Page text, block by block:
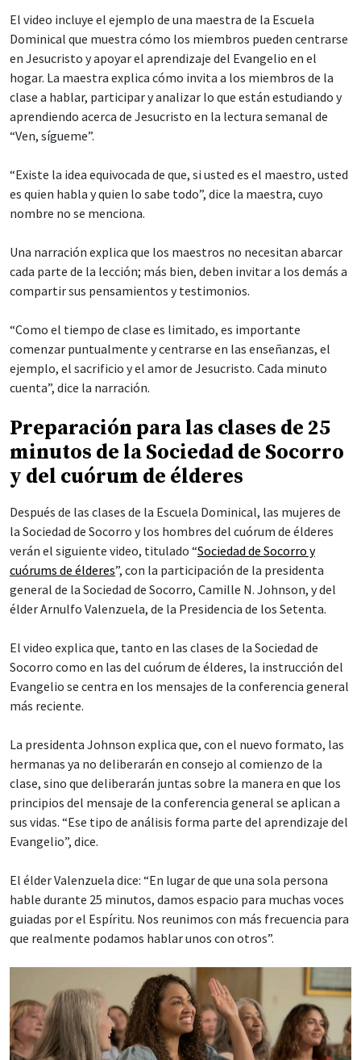
El video incluye el ejemplo de una maestra de la Escuela
Dominical que muestra cómo los miembros pueden centrarse
en Jesucristo y apoyar el aprendizaje del Evangelio en el
hogar. La maestra explica cómo invita a los miembros de la
clase a hablar, participar y analizar lo que están estudiando y
aprendiendo acerca de Jesucristo en la lectura semanal de
“Ven, sígueme”.
“Existe la idea equivocada de que, si usted es el maestro, usted
es quien habla y quien lo sabe todo”, dice la maestra, cuyo
nombre no se menciona.
Una narración explica que los maestros no necesitan abarcar
cada parte de la lección; más bien, deben invitar a los demás a
compartir sus pensamientos y testimonios.
“Como el tiempo de clase es limitado, es importante
comenzar puntualmente y centrarse en las enseñanzas, el
ejemplo, el sacrificio y el amor de Jesucristo. Cada minuto
cuenta”, dice la narración.
Preparación para las clases de 25
minutos de la Sociedad de Socorro
y del cuórum de élderes
Después de las clases de la Escuela Dominical, las mujeres de
la Sociedad de Socorro y los hombres del cuórum de élderes
verán el siguiente video, titulado “Sociedad de Socorro y
cuórums de élderes”, con la participación de la presidenta
general de la Sociedad de Socorro, Camille N. Johnson, y del
élder Arnulfo Valenzuela, de la Presidencia de los Setenta.
El video explica que, tanto en las clases de la Sociedad de
Socorro como en las del cuórum de élderes, la instrucción del
Evangelio se centra en los mensajes de la conferencia general
más reciente.
La presidenta Johnson explica que, con el nuevo formato, las
hermanas ya no deliberarán en consejo al comienzo de la
clase, sino que deliberarán juntas sobre la manera en que los
principios del mensaje de la conferencia general se aplican a
sus vidas. “Ese tipo de análisis forma parte del aprendizaje del
Evangelio”, dice.
El élder Valenzuela dice: “En lugar de que una sola persona
hable durante 25 minutos, damos espacio para muchas voces
guiadas por el Espíritu. Nos reunimos con más frecuencia para
que realmente podamos hablar unos con otros”.